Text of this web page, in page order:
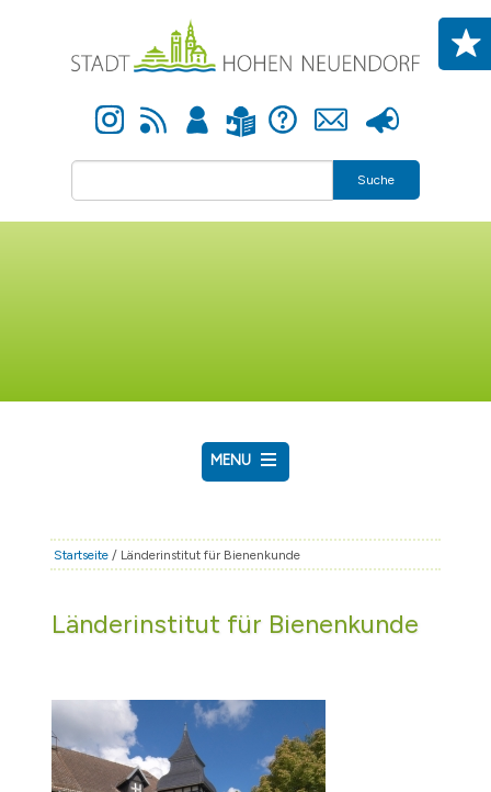
Instagram Newsfeed Anmelden Leichte Sprache Hilfe Kontakt Presse
Suche
MENU
RATHAUS & POLITIK
FAMILIE & BILDUNG
BAUEN & WIRTSCHAFT
Startseite / Länderinstitut für Bienenkunde
Länderinstitut für Bienenkunde